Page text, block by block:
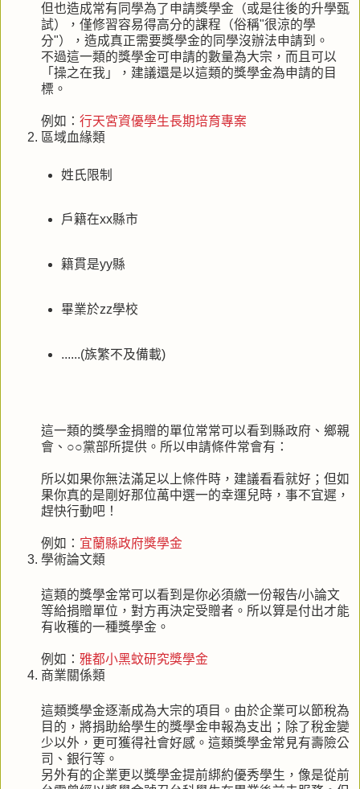
但也造成常有同學為了申請獎學金（或是往後的升學甄
試），僅修習容易得高分的課程（俗稱"很涼的學
分"），造成真正需要獎學金的同學沒辦法申請到。
不過這一類的獎學金可申請的數量為大宗，而且可以
「操之在我」，建議還是以這類的獎學金為申請的目
標。
例如： 行天宮資優學生長期培育專案
區域血緣類
姓氏限制
戶籍在xx縣市
籍貫是yy縣
畢業於zz學校
......(族繁不及備載)
這一類的獎學金捐贈的單位常常可以看到縣政府、鄉親
會、○○黨部所提供。所以申請條件常會有：
所以如果你無法滿足以上條件時，建議看看就好；但如
果你真的是剛好那位萬中選一的幸運兒時，事不宜遲，
趕快行動吧！
例如： 宜蘭縣政府獎學金
學術論文類
這類的獎學金常可以看到是你必須繳一份報告/小論文
等給捐贈單位，對方再決定受贈者。所以算是付出才能
有收穫的一種獎學金。
例如： 雅都小黑蚊研究獎學金
商業關係類
這類獎學金逐漸成為大宗的項目。由於企業可以節稅為
目的，將捐助給學生的獎學金申報為支出；除了稅金變
少以外，更可獲得社會好感。這類獎學金常見有壽險公
司、銀行等。
另外有的企業更以獎學金提前綁約優秀學生，像是從前